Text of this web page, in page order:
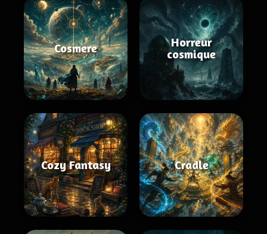
Cosmere
Horreur
cosmique
Cozy Fantasy Cradle